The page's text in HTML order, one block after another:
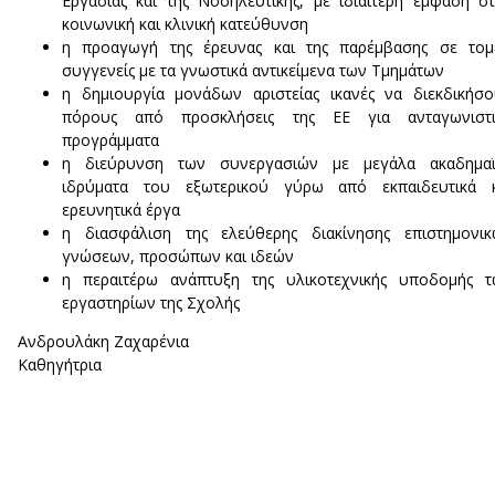
κοινωνική και κλινική κατεύθυνση
η προαγωγή της έρευνας και της παρέμβασης σε
συγγενείς με τα γνωστικά αντικείμενα των Τμημάτων
η δημιουργία μονάδων αριστείας ικανές να
πόρους από προσκλήσεις της ΕΕ για
προγράμματα
η διεύρυνση των συνεργασιών με μεγάλα
ιδρύματα του εξωτερικού γύρω από εκπαιδευτικά
ερευνητικά έργα
η διασφάλιση της ελεύθερης διακίνησης
γνώσεων, προσώπων και ιδεών
η περαιτέρω ανάπτυξη της υλικοτεχνικής υποδομής
εργαστηρίων της Σχολής
Ανδρουλάκη Ζαχαρένια
Καθηγήτρια